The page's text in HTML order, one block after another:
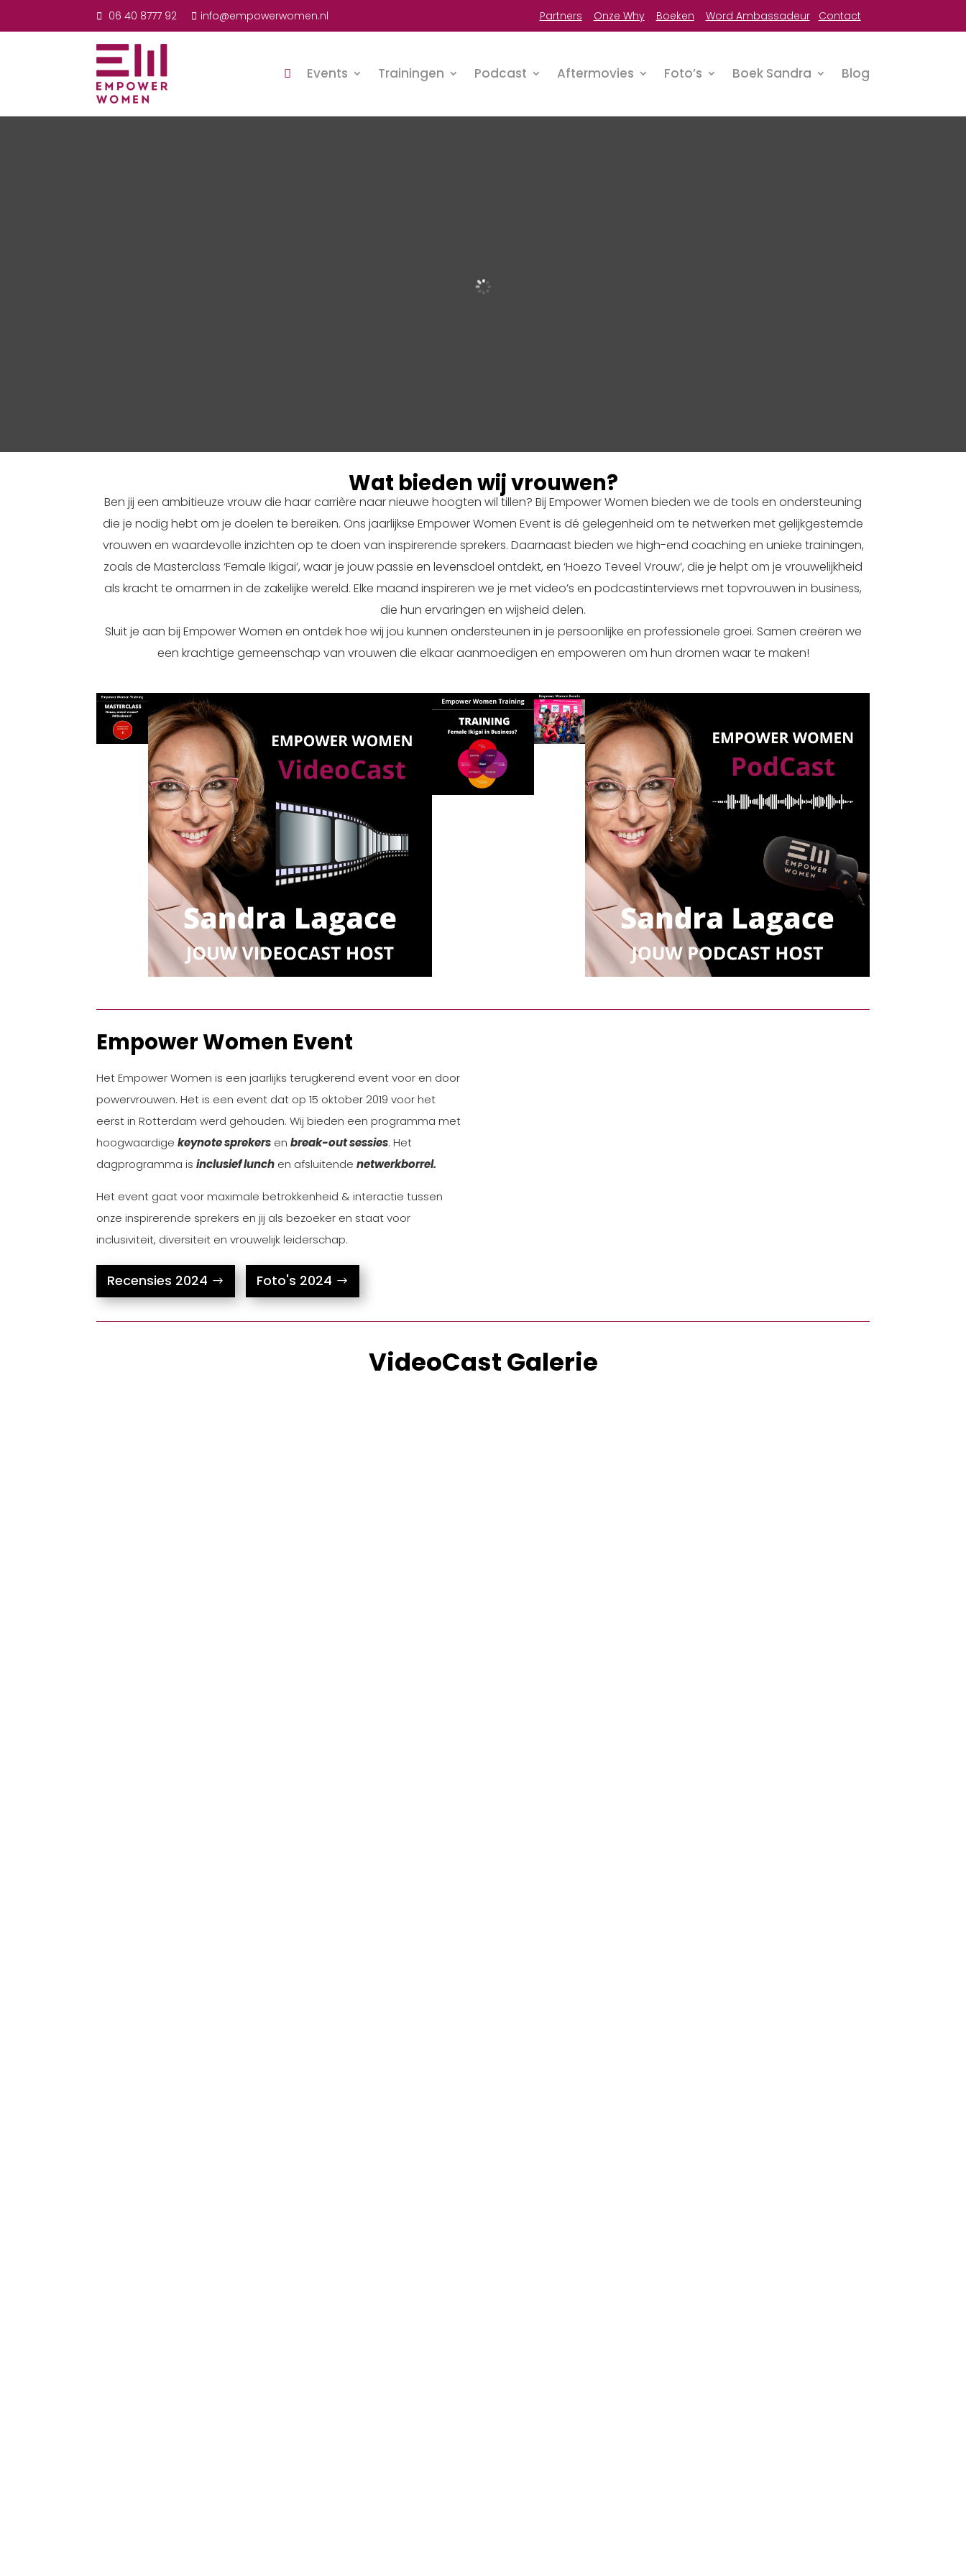
06 40 8777 92 info@empowerwomen.nl Partners Onze Why Boeken Word Ambassadeur Contact
Events Trainingen Podcast Aftermovies Foto’s Boek Sandra Blog
Wat bieden wij vrouwen?
Ben jij een ambitieuze vrouw die haar carrière naar nieuwe hoogten wil tillen? Bij Empower Women bieden we de tools en ondersteuning
die je nodig hebt om je doelen te bereiken. Ons jaarlijkse Empower Women Event is dé gelegenheid om te netwerken met gelijkgestemde
vrouwen en waardevolle inzichten op te doen van inspirerende sprekers. Daarnaast bieden we high-end coaching en unieke trainingen,
zoals de Masterclass ‘Female Ikigai’, waar je jouw passie en levensdoel ontdekt, en ‘Hoezo Teveel Vrouw’, die je helpt om je vrouwelijkheid
als kracht te omarmen in de zakelijke wereld. Elke maand inspireren we je met video’s en podcastinterviews met topvrouwen in business,
die hun ervaringen en wijsheid delen.
Sluit je aan bij Empower Women en ontdek hoe wij jou kunnen ondersteunen in je persoonlijke en professionele groei. Samen creëren we
een krachtige gemeenschap van vrouwen die elkaar aanmoedigen en empoweren om hun dromen waar te maken!
Empower Women Event
Het Empower Women is een jaarlijks terugkerend event voor en door
powervrouwen. Het is een event dat op 15 oktober 2019 voor het
eerst in Rotterdam werd gehouden. Wij bieden een programma met
hoogwaardigekeynote sprekers enbreak-out sessies. Het
dagprogramma isinclusief lunch en afsluitendenetwerkborrel.
Het event gaat voor maximale betrokkenheid & interactie tussen
onze inspirerende sprekers en jij als bezoeker en staat voor
inclusiviteit, diversiteit en vrouwelijk leiderschap.
Recensies 2024 Foto's 2024
VideoCast Galerie